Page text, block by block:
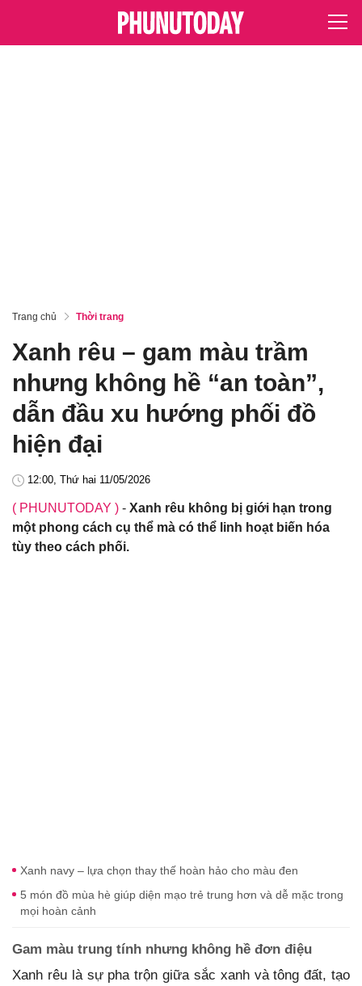
Trang chủ Thời trang
Xanh rêu – gam màu trầm
nhưng không hề “an toàn”,
dẫn đầu xu hướng phối đồ
hiện đại
12:00, Thứ hai 11/05/2026
( PHUNUTODAY ) - Xanh rêu không bị giới hạn trong
một phong cách cụ thể mà có thể linh hoạt biến hóa
tùy theo cách phối.
Xanh navy – lựa chọn thay thế hoàn hảo cho màu đen
5 món đồ mùa hè giúp diện mạo trẻ trung hơn và dễ mặc trong
mọi hoàn cảnh
Gam màu trung tính nhưng không hề đơn điệu
Xanh rêu là sự pha trộn giữa sắc xanh và tông đất, tạo